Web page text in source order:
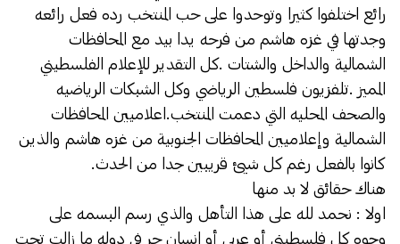
رائع اختلفوا كثيرا وتوحدوا على حب المنتخب رده فعل رائعه
وجدتها في غزه هاشم من فرحه يدا بيد مع المحافظات
الشمالية والداخل والشتات .كل التقدير للإعلام الفلسطيني
المميز .تلفزيون فلسطين الرياضي وكل الشبكات الرياضيه
والصحف المحليه التي دعمت المنتخب.اعلاميين المحافظات
الشمالية وإعلاميين المحافظات الجنوبية من غزه هاشم والذين
كانوا بالفعل رغم كل شيئ قريبين جدا من الحدث.
هناك حقائق ﻻ بد منها
اوﻻ : نحمد لله على هذا التأهل والذي رسم البسمه على
وجوه كل فلسطيني أو عربي أو انسان حر في دوله ما زالت تحت